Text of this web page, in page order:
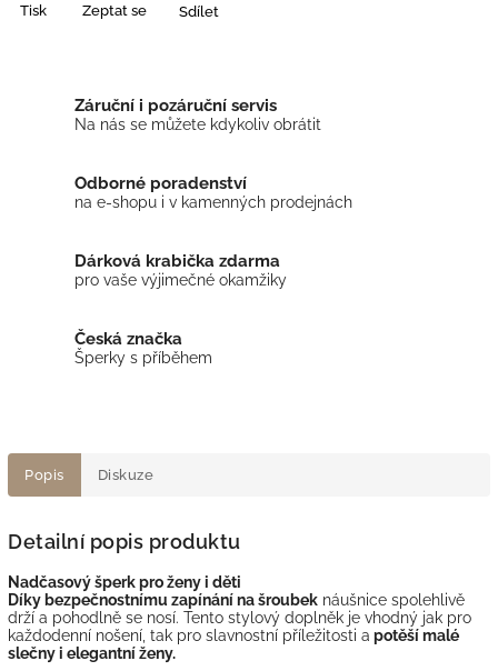
Tisk Zeptat se Sdílet
Záruční i pozáruční servis
Na nás se můžete kdykoliv obrátit
Odborné poradenství
na e-shopu i v kamenných prodejnách
Dárková krabička zdarma
pro vaše výjimečné okamžiky
Česká značka
Šperky s příběhem
Popis Diskuze
Detailní popis produktu
Nadčasový šperk pro ženy i děti
Díky bezpečnostnímu zapínání na šroubek náušnice spolehlivě
drží a pohodlně se nosí. Tento stylový doplněk je vhodný jak pro
každodenní nošení, tak pro slavnostní příležitosti a potěší malé
slečny i elegantní ženy.